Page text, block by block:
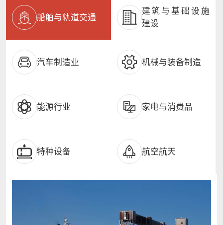
船舶与轨道交通
建筑与基础设施
建设
汽车制造业 机械与装备制造
能源行业 家电与消费品
特种设备 航空航天